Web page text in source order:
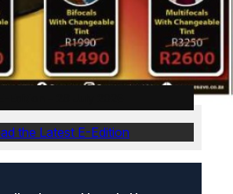
the Latest E-Edition